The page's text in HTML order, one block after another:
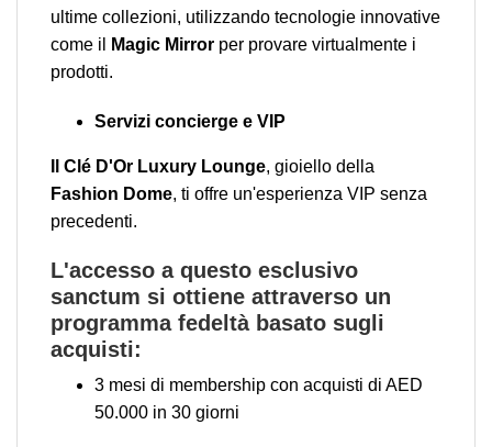
ultime collezioni, utilizzando tecnologie innovative
come il
Magic Mirror per provare virtualmente i
prodotti.
Servizi concierge e VIP
Il Clé D'Or Luxury Lounge, gioiello della
Fashion Dome, ti offre un'esperienza VIP senza
precedenti.
L'accesso a questo esclusivo
sanctum si ottiene attraverso un
programma fedeltà basato sugli
acquisti:
3 mesi di membership con acquisti di AED
50.000 in 30 giorni